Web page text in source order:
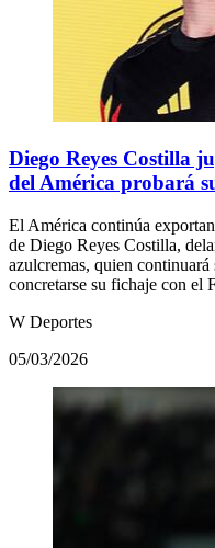
Diego Reyes Costilla
del América probará
El América continúa
de Diego Reyes Costilla,
azulcremas, quien
concretarse su fichaje con el
W Deportes
05/03/2026